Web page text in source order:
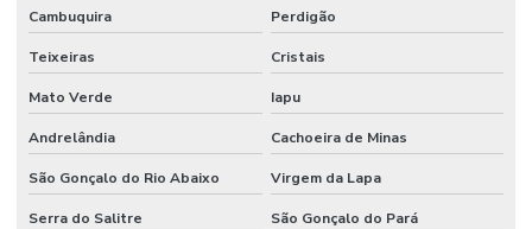
Cambuquira Perdigão
Teixeiras Cristais
Mato Verde Iapu
Andrelândia Cachoeira de Minas
São Gonçalo do Rio Abaixo Virgem da Lapa
Serra do Salitre São Gonçalo do Pará